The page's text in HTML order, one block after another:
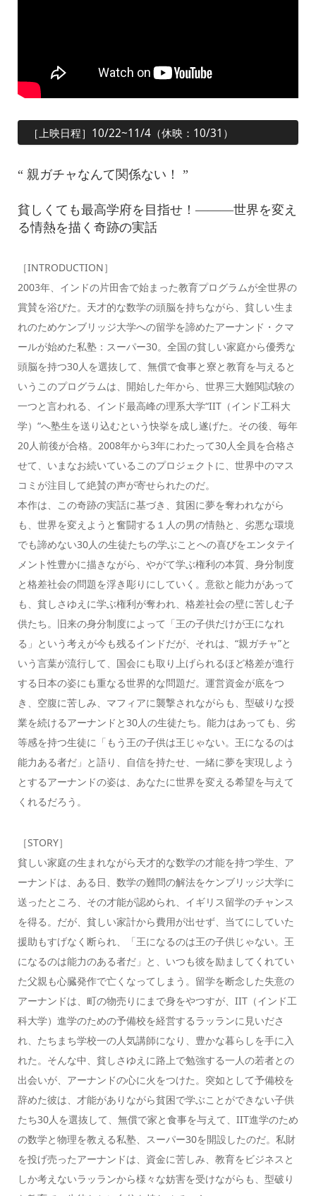
［上映日程］10/22~11/4（休映：10/31）
“ 親ガチャなんて関係ない！ ”
貧しくても最高学府を目指せ！———世界を変え
る情熱を描く奇跡の実話
［INTRODUCTION］
2003年、インドの片田舎で始まった教育プログラムが全世界の
賞賛を浴びた。天才的な数学の頭脳を持ちながら、貧しい生ま
れのためケンブリッジ大学への留学を諦めたアーナンド・クマ
ールが始めた私塾：スーパー30。全国の貧しい家庭から優秀な
頭脳を持つ30人を選抜して、無償で食事と寮と教育を与えると
いうこのプログラムは、開始した年から、世界三大難関試験の
一つと言われる、インド最高峰の理系大学“IIT（インド工科大
学）“へ塾生を送り込むという快挙を成し遂げた。その後、毎年
20人前後が合格。2008年から3年にわたって30人全員を合格さ
せて、いまなお続いているこのプロジェクトに、世界中のマス
コミが注目して絶賛の声が寄せられたのだ。
本作は、この奇跡の実話に基づき、貧困に夢を奪われながら
も、世界を変えようと奮闘する１人の男の情熱と、劣悪な環境
でも諦めない30人の生徒たちの学ぶことへの喜びをエンタテイ
メント性豊かに描きながら、やがて学ぶ権利の本質、身分制度
と格差社会の問題を浮き彫りにしていく。意欲と能力があって
も、貧しさゆえに学ぶ権利が奪われ、格差社会の壁に苦しむ子
供たち。旧来の身分制度によって「王の子供だけが王になれ
る」という考えが今も残るインドだが、それは、“親ガチャ”と
いう言葉が流行して、国会にも取り上げられるほど格差が進行
する日本の姿にも重なる世界的な問題だ。運営資金が底をつ
き、空腹に苦しみ、マフィアに襲撃されながらも、型破りな授
業を続けるアーナンドと30人の生徒たち。能力はあっても、劣
等感を持つ生徒に「もう王の子供は王じゃない。王になるのは
能力ある者だ」と語り、自信を持たせ、一緒に夢を実現しよう
とするアーナンドの姿は、あなたに世界を変える希望を与えて
くれるだろう。
［STORY］
貧しい家庭の生まれながら天才的な数学の才能を持つ学生、ア
ーナンドは、ある日、数学の難問の解法をケンブリッジ大学に
送ったところ、その才能が認められ、イギリス留学のチャンス
を得る。だが、貧しい家計から費用が出せず、当てにしていた
援助もすげなく断られ、「王になるのは王の子供じゃない。王
になるのは能力のある者だ」と、いつも彼を励ましてくれてい
た父親も心臓発作で亡くなってしまう。留学を断念した失意の
アーナンドは、町の物売りにまで身をやつすが、IIT（インド工
科大学）進学のための予備校を経営するラッランに見いださ
れ、たちまち学校一の人気講師になり、豊かな暮らしを手に入
れた。そんな中、貧しさゆえに路上で勉強する一人の若者との
出会いが、アーナンドの心に火をつけた。突如として予備校を
辞めた彼は、才能がありながら貧困で学ぶことができない子供
たち30人を選抜して、無償で家と食事を与えて、IIT進学のため
の数学と物理を教える私塾、スーパー30を開設したのだ。私財
を投げ売ったアーナンドは、資金に苦しみ、教育をビジネスと
しか考えないラッランから様々な妨害を受けながらも、型破り